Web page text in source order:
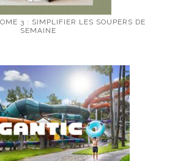
3 : SIMPLIFIER LES SOUPERS DE
SEMAINE